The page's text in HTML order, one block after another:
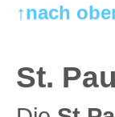
↑nach
St.